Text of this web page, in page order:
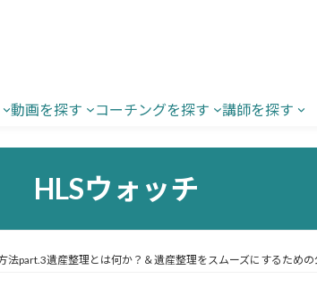
動画を探す コーチングを探す 講師を探す
HLSウォッチ
part.3遺産整理とは何か？＆遺産整理をスムーズにするため